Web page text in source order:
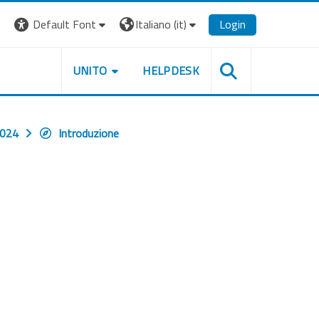
Default Font
Italiano ‎(it)‎ Login
UNITO HELPDESK
Introduzione